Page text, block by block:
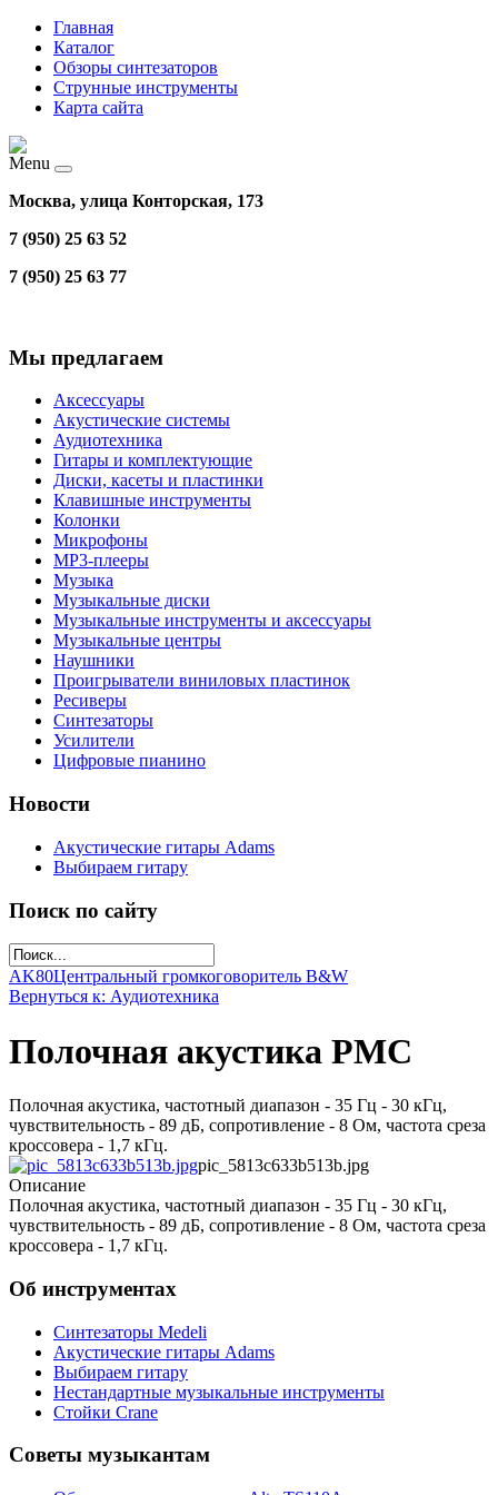
Главная
Каталог
Обзоры синтезаторов
Струнные инструменты
Карта сайта
Menu
Москва, улица Конторская, 173
7 (950) 25 63 52
7 (950) 25 63 77
Мы предлагаем
Аксессуары
Акустические системы
Аудиотехника
Гитары и комплектующие
Диски, касеты и пластинки
Клавишные инструменты
Колонки
Микрофоны
МР3-плееры
Музыка
Музыкальные диски
Музыкальные инструменты и аксессуары
Музыкальные центры
Наушники
Проигрыватели виниловых пластинок
Ресиверы
Синтезаторы
Усилители
Цифровые пианино
Новости
Акустические гитары Adams
Выбираем гитару
Поиск по сайту
AK80Центральный громкоговоритель B&W
Вернуться к: Аудиотехника
Полочная акустика PMC
Полочная акустика, частотный диапазон - 35 Гц - 30 кГц,
чувствительность - 89 дБ, сопротивление - 8 Ом, частота среза
кроссовера - 1,7 кГц.
pic_5813c633b513b.jpg
Описание
Полочная акустика, частотный диапазон - 35 Гц - 30 кГц,
чувствительность - 89 дБ, сопротивление - 8 Ом, частота среза
кроссовера - 1,7 кГц.
Об инструментах
Синтезаторы Мedeli
Акустические гитары Adams
Выбираем гитару
Нестандартные музыкальные инструменты
Стойки Crane
Советы музыкантам